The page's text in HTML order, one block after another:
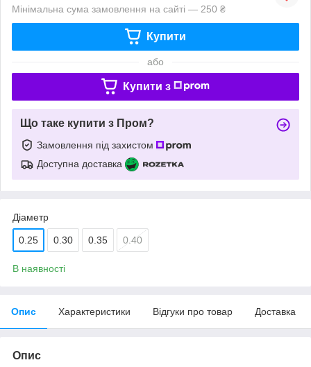
Мінімальна сума замовлення на сайті — 250 ₴
Купити
або
Купити з
Що таке купити з Пром?
Замовлення під захистом
Доступна доставка
Діаметр
0.25 0.30 0.35 0.40
В наявності
Опис Характеристики Відгуки про товар Доставка
Опис